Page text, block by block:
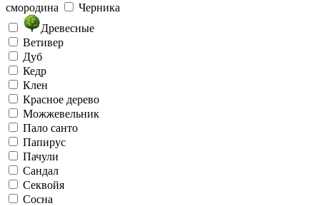
смородина
Черника
Древесные
Ветивер
Дуб
Кедр
Клен
Красное дерево
Можжевельник
Пало санто
Папирус
Пачули
Сандал
Секвойя
Сосна